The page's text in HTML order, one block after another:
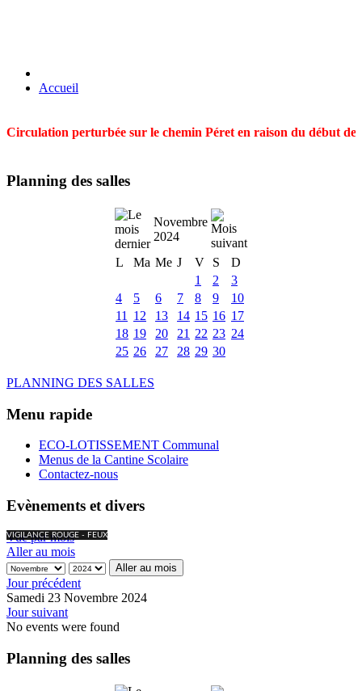
Accueil
Circulation perturbée sur le chemin Péret en raison du début
Planning des salles
Novembre
2024
L
Ma Me J V S
D
1
2
3
4
5 6 7 8 9
10
11
12 13 14 15 16 17
18 19 20 21 22 23 24
25 26 27 28 29 30
PLANNING DES SALLES
Menu rapide
ECO-LOTISSEMENT Communal
Menus de la Cantine Scolaire
Contactez-nous
Evènements et divers
VIGILANCE ROUGE - FEUX
Vue par mois
Aller au mois
Aller au mois
Jour précédent
Samedi 23 Novembre 2024
Jour suivant
No events were found
Planning des salles